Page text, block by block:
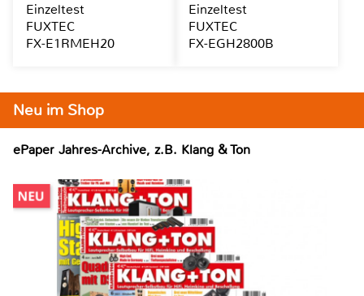
Neu im Shop
ePaper Jahres-Archive, z.B. Klang & Ton
Einzeltest
FUXTEC
FX-E1RMEH20
Einzeltest
FUXTEC
FX-EGH2800B